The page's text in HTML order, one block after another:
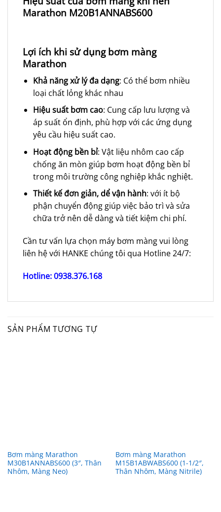
Marathon M20B1ANNABS600
Lợi ích khi sử dụng bơm màng
Marathon
Khả năng xử lý đa dạng: Có thể bơm nhiều
loại chất lỏng khác nhau
Hiệu suất bơm cao: Cung cấp lưu lượng và
áp suất ổn định, phù hợp với các ứng dụng
yêu cầu hiệu suất cao.
Hoạt động bền bỉ: Vật liệu nhôm cao cấp
chống ăn mòn giúp bơm hoạt động bền bỉ
trong môi trường công nghiệp khắc nghiệt.
Thiết kế đơn giản, dể vận hành: với ít bộ
phận chuyển động giúp việc bảo trì và sửa
chữa trở nên dễ dàng và tiết kiệm chi phí.
Cần tư vấn lựa chọn máy bơm màng vui lòng
liên hệ với HANKE chúng tôi qua Hotline 24/7:
Hotline: 0938.376.168
SẢN PHẨM TƯƠNG TỰ
Bơm màng Marathon
M30B1ANNABS600 (3″, Thân
Nhôm, Màng Neo)
Bơm màng Marathon
M15B1ABWABS600 (1-1/2″,
Thân Nhôm, Màng Nitrile)